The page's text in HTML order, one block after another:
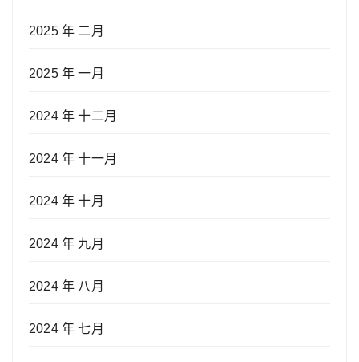
2025 年 二月
2025 年 一月
2024 年 十二月
2024 年 十一月
2024 年 十月
2024 年 九月
2024 年 八月
2024 年 七月